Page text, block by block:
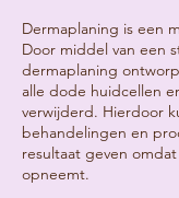
Dermaplaning is een
Door middel van een
dermaplaning
alle dode huidcellen
verwijderd. Hierdoor
behandelingen en
resultaat geven
opneemt.